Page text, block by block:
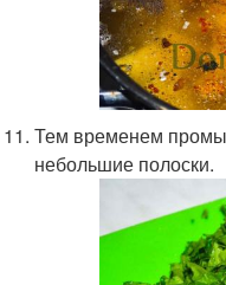
Тем временем
небольшие полоски.